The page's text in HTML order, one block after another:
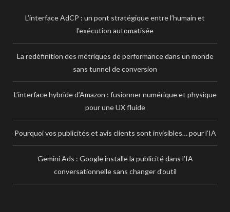
L’interface AdCP : un pont stratégique entre l’humain et
l’exécution automatisée
La redéfinition des métriques de performance dans un monde
sans tunnel de conversion
L’interface hybride d’Amazon : fusionner numérique et physique
pour une UX fluide
Pourquoi vos publicités et avis clients sont invisibles… pour l’IA
Gemini Ads : Google installe la publicité dans l’IA
conversationnelle sans changer d’outil